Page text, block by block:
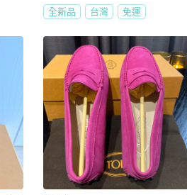
全新品 台灣 免運